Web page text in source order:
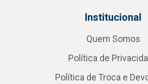
Institucional
Quem Somos
Política de
Política de Troca e